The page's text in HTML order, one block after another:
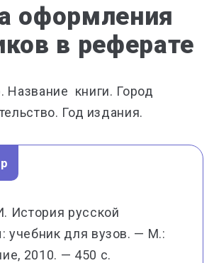
оформления
в реферате
Название книги. Город
Год издания.
История русской
учебник для вузов. — М.:
2010. — 450 с.